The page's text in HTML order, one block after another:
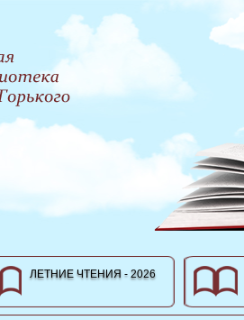
ЛЕТНИЕ ЧТЕНИЯ - 2026